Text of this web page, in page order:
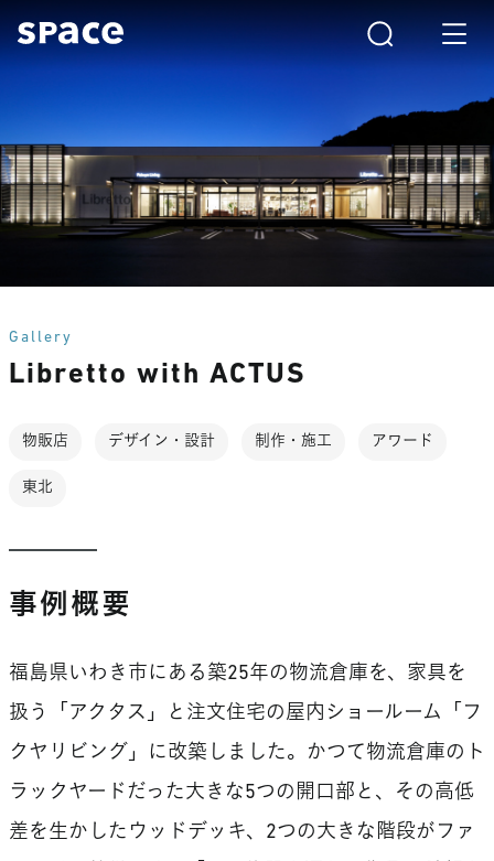
Gallery
Libretto with ACTUS
物販店 デザイン・設計 制作・施工 アワード
東北
事例概要
福島県いわき市にある築25年の物流倉庫を、家具を
扱う「アクタス」と注文住宅の屋内ショールーム「フ
クヤリビング」に改築しました。かつて物流倉庫のト
ラックヤードだった大きな5つの開口部と、その高低
差を生かしたウッドデッキ、2つの大きな階段がファ